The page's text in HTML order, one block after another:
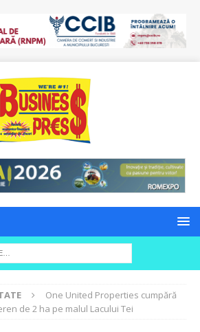
One United Properties cumpără
de 2 ha pe malul Lacului Tei